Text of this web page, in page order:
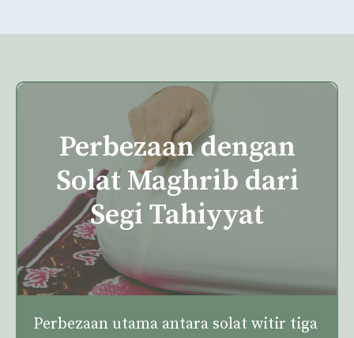
Perbezaan dengan
Solat Maghrib dari
Segi Tahiyyat
Perbezaan utama antara solat witir tiga